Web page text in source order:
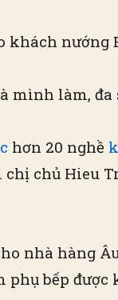
khách nướng
mình làm, đa
hơn 20 nghề
chủ Hieu
nhà hàng
phụ bếp